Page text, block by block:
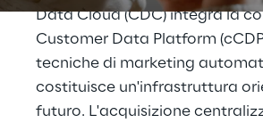
Data Cloud (CDC) integra la
Customer Data Platform
tecniche di marketing
costituisce un'infrastruttura
futuro. L'acquisizione